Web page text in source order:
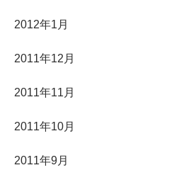
2012年1月
2011年12月
2011年11月
2011年10月
2011年9月